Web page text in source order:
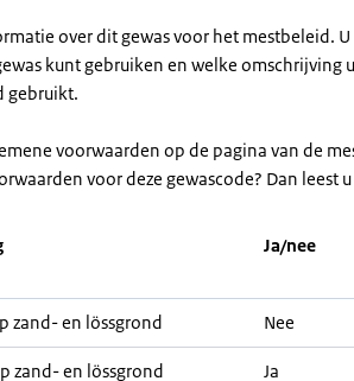
over dit gewas voor het mestbeleid.
kunt gebruiken en welke omschrijving
gebruikt.
voorwaarden op de pagina van de
voor deze gewascode? Dan leest
Ja/nee
zand- en lössgrond Nee
zand- en lössgrond Ja